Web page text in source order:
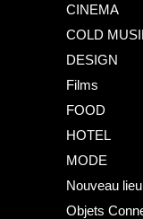
CINEMA
COLD
DESIGN
Films
FOOD
HOTEL
MODE
Nouveau lieu
Objets